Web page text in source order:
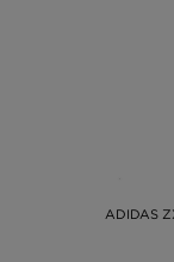
ADIDAS